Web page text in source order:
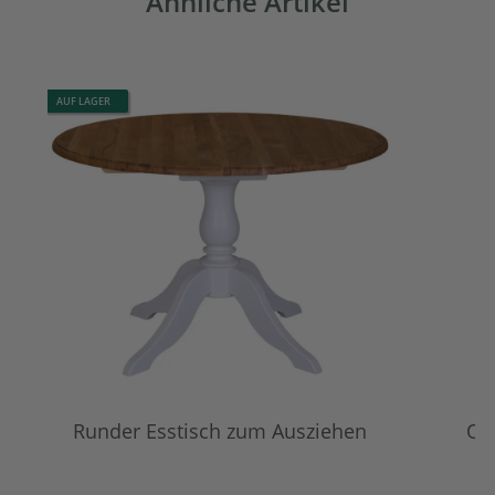
AUF LAGER
Runder Esstisch zum Ausziehen